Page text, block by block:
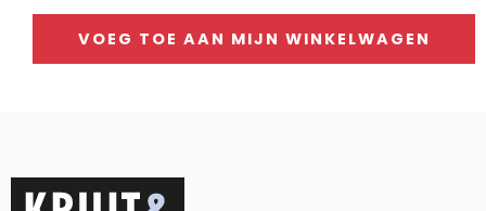
VOEG TOE AAN MIJN WINKELWAGEN